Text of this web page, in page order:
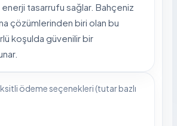
enerji tasarrufu sağlar. Bahçeniz
çözümlerinden biri olan bu
koşulda güvenilir bir
ödeme seçenekleri (tutar bazlı